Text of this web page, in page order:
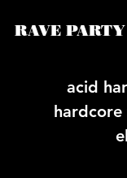
RAVE
acid
hardcore